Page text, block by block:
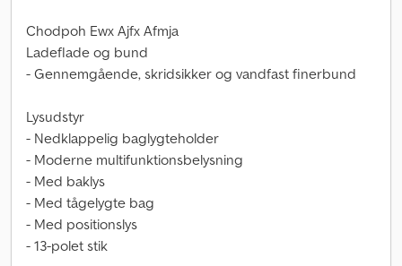
Chodpoh Ewx Ajfx Afmja
Ladeflade og bund
- Gennemgående, skridsikker og vandfast finerbund
Lysudstyr
- Nedklappelig baglygteholder
- Moderne multifunktionsbelysning
- Med baklys
- Med tågelygte bag
- Med positionslys
- 13-polet stik